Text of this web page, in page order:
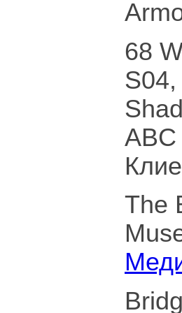
Рэй Донован: Фильм |
Месье Спейд |
132,893
Мейр из Исттауна |
422,075
Позолоченный век |
9,874
Миллиарды |
16,345
68
The